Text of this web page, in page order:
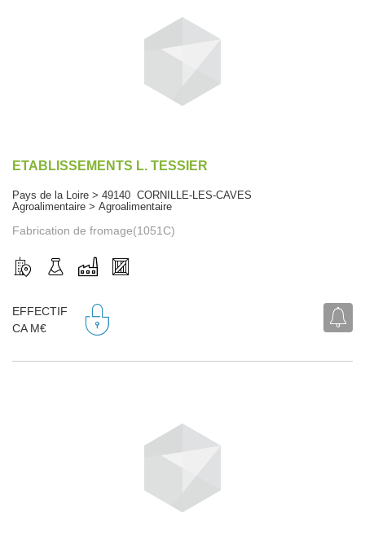
ETABLISSEMENTS L. TESSIER
Pays de la Loire > 49140 CORNILLE-LES-CAVES
Agroalimentaire > Agroalimentaire
Fabrication de fromage(1051C)
EFFECTIF
CA M€